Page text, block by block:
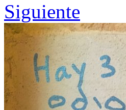
Siguiente